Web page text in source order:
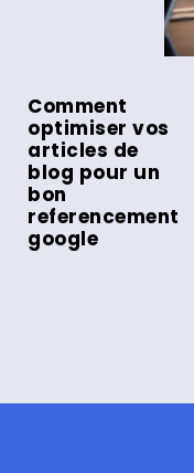
Comment
optimiser vos
articles de
blog pour un
bon
referencement
google